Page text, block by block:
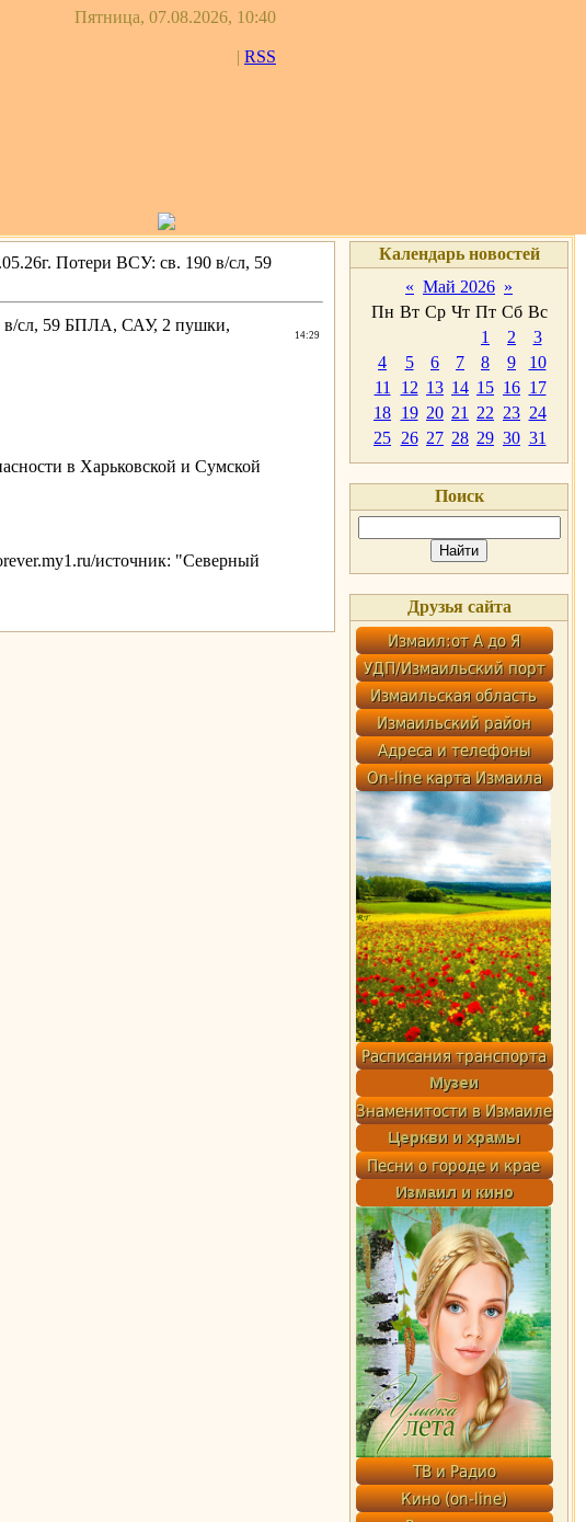
Пятница, 07.08.2026, 10:40
| RSS
Потери ВСУ: св. 190 в/сл, 59
в/сл, 59 БПЛА, САУ, 2 пушки,
14:29
в Харьковской и Сумской
источник: "Северный
Календарь новостей
« Май 2026 »
Пн Вт Ср Чт Пт Сб Вс
1
2
3
4
5 6 7 8 9
10
11
12 13 14 15 16 17
18 19 20 21 22 23 24
25 26 27 28 29 30 31
Поиск
Друзья сайта